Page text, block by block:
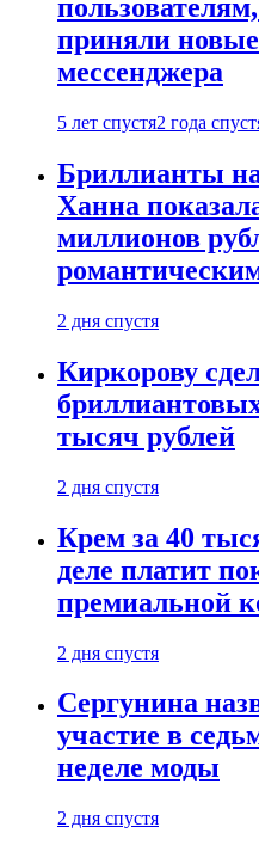
приняли
мессенджера
5 лет спустя2 года
Бриллианты
Ханна
миллионов
2 дня спустя
Киркорову
тысяч рублей
2 дня спустя
Крем за 40
деле платит
премиальной
2 дня спустя
Сергунина
участие в
неделе моды
2 дня спустя